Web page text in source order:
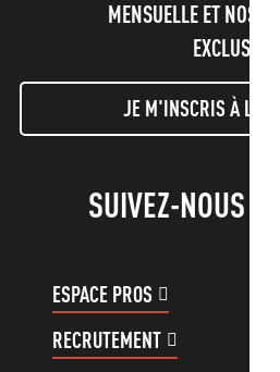
MENSUELLE ET NOS
EXCLUSIVES
JE M'INSCRIS À LA
SUIVEZ-NOUS !
ESPACE PROS
RECRUTEMENT